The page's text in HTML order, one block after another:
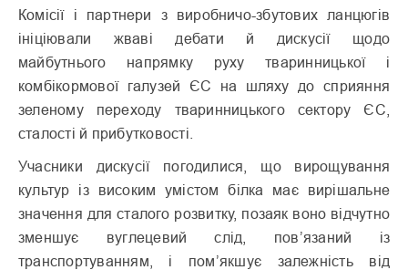
Комісії і партнери з виробничо-збутових ланцюгів
ініціювали жваві дебати й дискусії щодо
майбутнього напрямку руху тваринницької і
комбікормової галузей ЄС на шляху до сприяння
зеленому переходу тваринницького сектору ЄС,
сталості й прибутковості.
Учасники дискусії погодилися, що вирощування
культур із високим умістом білка має вирішальне
значення для сталого розвитку, позаяк воно відчутно
зменшує вуглецевий слід, пов’язаний із
транспортуванням, і пом’якшує залежність від